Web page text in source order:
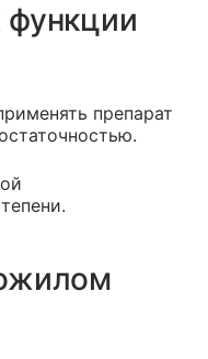
препарат